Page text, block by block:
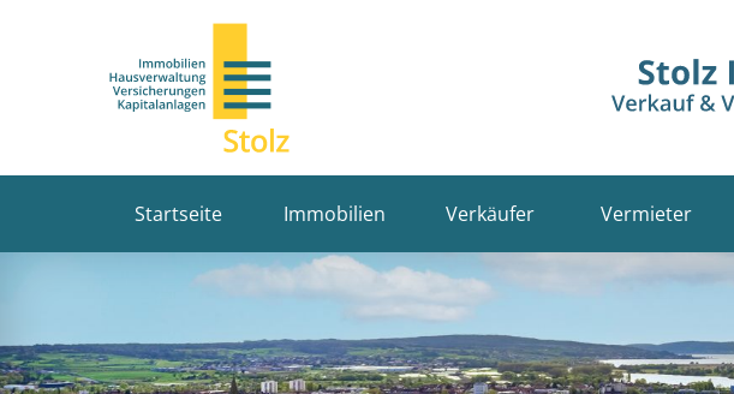
Startseite Immobilien Verkäufer Vermieter